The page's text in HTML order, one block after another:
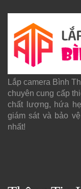
Lắp camera Bình
chuyên cung cấp
chất lượng, hứa
giám sát và bảo
nhất!